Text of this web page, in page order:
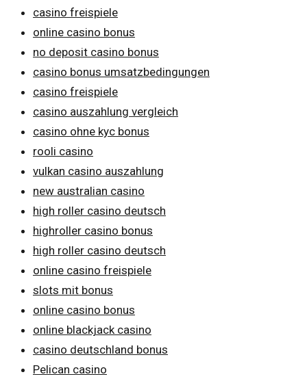
casino freispiele
online casino bonus
no deposit casino bonus
casino bonus umsatzbedingungen
casino freispiele
casino auszahlung vergleich
casino ohne kyc bonus
rooli casino
vulkan casino auszahlung
new australian casino
high roller casino deutsch
highroller casino bonus
high roller casino deutsch
online casino freispiele
slots mit bonus
online casino bonus
online blackjack casino
casino deutschland bonus
Pelican casino